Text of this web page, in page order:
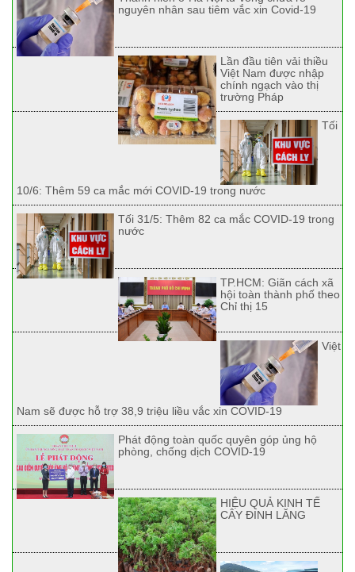
nguyên nhân sau tiêm vắc xin Covid-19
Lần đầu tiên vải thiều
Việt Nam được nhập
chính ngạch vào thị
trường Pháp
Tối
10/6: Thêm 59 ca mắc mới COVID-19 trong nước
Tối 31/5: Thêm 82 ca mắc COVID-19 trong
nước
TP.HCM: Giãn cách xã
hội toàn thành phố theo
Chỉ thị 15
Việt
Nam sẽ được hỗ trợ 38,9 triệu liều vắc xin COVID-19
Phát động toàn quốc quyên góp ủng hộ
phòng, chống dịch COVID-19
HIỆU QUẢ KINH TẾ
CÂY ĐINH LĂNG